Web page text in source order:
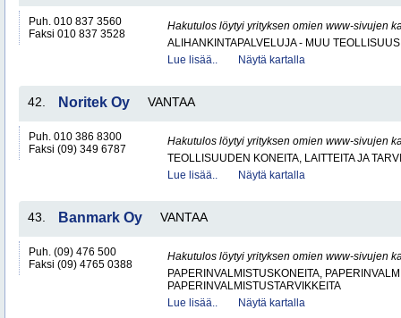
Puh. 010 837 3560
Faksi 010 837 3528
Hakutulos löytyi yrityksen omien www-sivujen
ALIHANKINTAPALVELUJA - MUU TEOLLISUUS
Lue lisää..
Näytä kartalla
42. Noritek Oy VANTAA
Puh. 010 386 8300
Faksi (09) 349 6787
Hakutulos löytyi yrityksen omien www-sivujen
TEOLLISUUDEN KONEITA, LAITTEITA JA
Lue lisää..
Näytä kartalla
43. Banmark Oy VANTAA
Puh. (09) 476 500
Faksi (09) 4765 0388
Hakutulos löytyi yrityksen omien www-sivujen
PAPERINVALMISTUSKONEITA,
PAPERINVALMISTUSTARVIKKEITA
Lue lisää..
Näytä kartalla